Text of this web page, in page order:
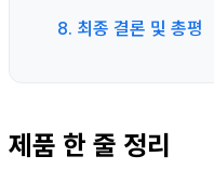
8. 최종 결론 및 총평
제품 한 줄 정리